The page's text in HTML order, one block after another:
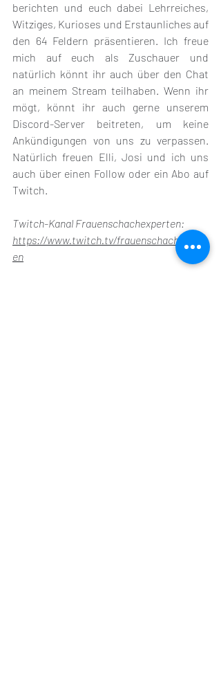
berichten und euch dabei Lehrreiches,
Witziges, Kurioses und Erstaunliches auf
den 64 Feldern präsentieren. Ich freue
mich auf euch als Zuschauer und
natürlich könnt ihr auch über den Chat
an meinem Stream teilhaben. Wenn ihr
mögt, könnt ihr auch gerne unserem
Discord-Server beitreten, um keine
Ankündigungen von uns zu verpassen.
Natürlich freuen Elli, Josi und ich uns
auch über einen Follow oder ein Abo auf
Twitch.
Twitch-Kanal Frauenschachexperten:
https://www.twitch.tv/frauenschachexpert
en